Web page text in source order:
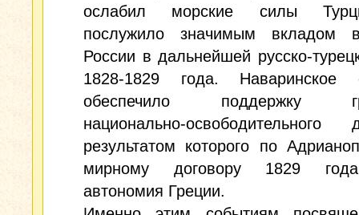
ослабил морские силы
послужило значимым вкладом
России в дальнейшей русско-
1828-1829 года. Наваринское
обеспечило поддержку
национально-освободительного
результатом которого по
мирному договору 1829
автономия Греции.